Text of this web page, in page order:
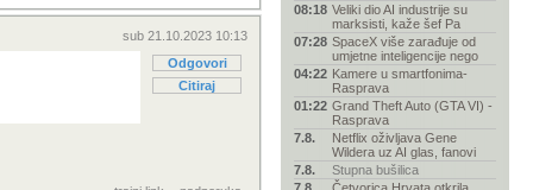
sub 21.10.2023 10:13
Odgovori
Citiraj
08:18 Veliki dio AI industrije su
marksisti, kaže šef Pa
07:28 SpaceX više zarađuje od
umjetne inteligencije nego
04:22 Kamere u smartfonima-
Rasprava
01:22 Grand Theft Auto (GTA VI) -
Rasprava
7.8.
Netflix oživljava Gene
Wildera uz AI glas, fanovi
7.8.
Stupna bušilica